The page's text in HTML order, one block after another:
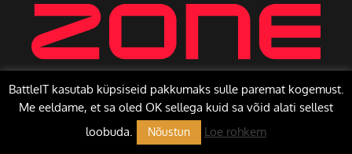
Copyright © 2026 BattleIT | Toetab
BattleIT kasutab küpsiseid pakkumaks sulle paremat kogemust.
Me eeldame, et sa oled OK sellega kuid sa võid alati sellest
loobuda.
Nõustun Loe rohkem